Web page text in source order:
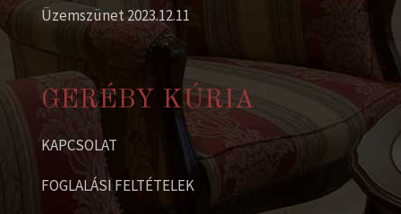
Üzemszünet 2023.12.11
GERÉBY KÚRIA
KAPCSOLAT
FOGLALÁSI FELTÉTELEK